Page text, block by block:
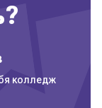
колледж